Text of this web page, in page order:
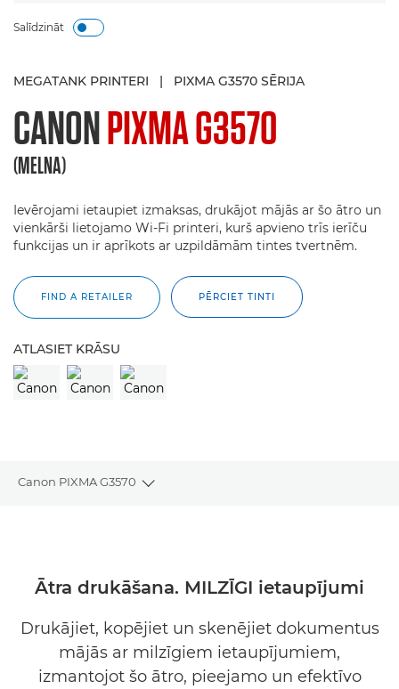
Salīdzināt
MEGATANK PRINTERI | PIXMA G3570 SĒRIJA
CANONPIXMA G3570
(MELNA)
Ievērojami ietaupiet izmaksas, drukājot mājās ar šo ātro un
vienkārši lietojamo Wi-Fi printeri, kurš apvieno trīs ierīču
funkcijas un ir aprīkots ar uzpildāmām tintes tvertnēm.
FIND A RETAILER PĒRCIET TINTI
ATLASIET KRĀSU
Canon PIXMA G3570
Toggle breadcrumbs
PĒRCIET TINTI
Ātra drukāšana. MILZĪGI ietaupījumi
Drukājiet, kopējiet un skenējiet dokumentus
mājās ar milzīgiem ietaupījumiem,
izmantojot šo ātro, pieejamo un efektīvo